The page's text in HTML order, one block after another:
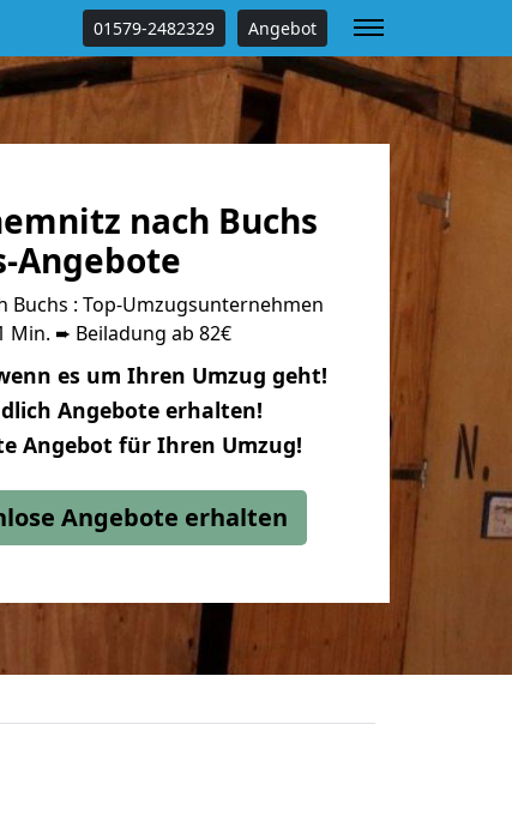
01579-2482329 Angebot
nach Buchs
Angebote
Buchs : Top-Umzugsunternehmen
Min. ➨ Beiladung ab 82€
es um Ihren Umzug geht!
Angebote erhalten!
Angebot für Ihren Umzug!
Angebote erhalten